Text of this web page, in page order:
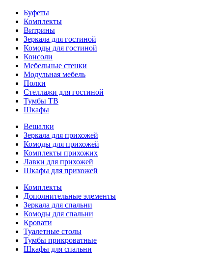
Буфеты
Комплекты
Витрины
Зеркала для гостиной
Комоды для гостиной
Консоли
Мебельные стенки
Модульная мебель
Полки
Стеллажи для гостиной
Тумбы ТВ
Шкафы
Вешалки
Зеркала для прихожей
Комоды для прихожей
Комплекты прихожих
Лавки для прихожей
Шкафы для прихожей
Комплекты
Дополнительные элементы
Зеркала для спальни
Комоды для спальни
Кровати
Туалетные столы
Тумбы прикроватные
Шкафы для спальни